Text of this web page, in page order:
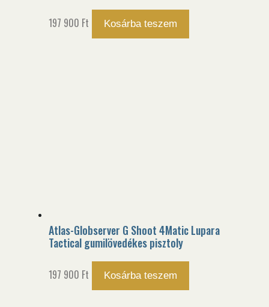
197 900 Ft Kosárba teszem
Atlas-Globserver G Shoot 4Matic Lupara
Tactical gumilövedékes pisztoly
197 900 Ft Kosárba teszem